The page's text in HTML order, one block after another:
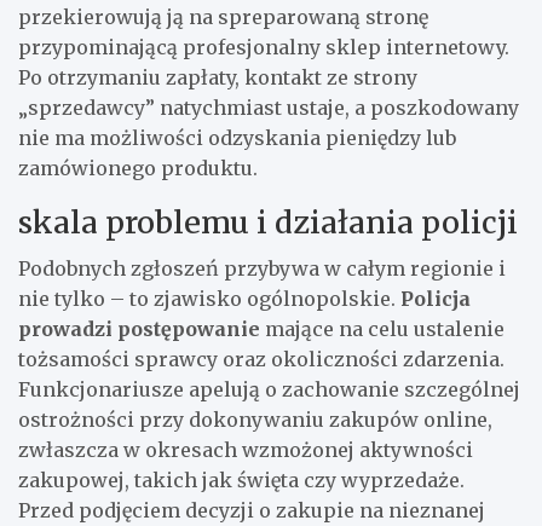
przekierowują ją na spreparowaną stronę
przypominającą profesjonalny sklep internetowy.
Po otrzymaniu zapłaty, kontakt ze strony
„sprzedawcy” natychmiast ustaje, a poszkodowany
nie ma możliwości odzyskania pieniędzy lub
zamówionego produktu.
skala problemu i działania policji
Podobnych zgłoszeń przybywa w całym regionie i
nie tylko – to zjawisko ogólnopolskie. Policja
prowadzi postępowanie mające na celu ustalenie
tożsamości sprawcy oraz okoliczności zdarzenia.
Funkcjonariusze apelują o zachowanie szczególnej
ostrożności przy dokonywaniu zakupów online,
zwłaszcza w okresach wzmożonej aktywności
zakupowej, takich jak święta czy wyprzedaże.
Przed podjęciem decyzji o zakupie na nieznanej